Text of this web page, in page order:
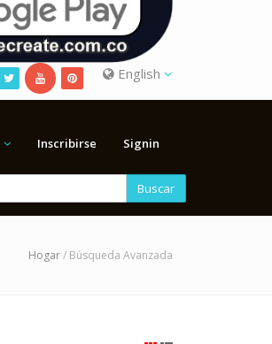
English
Inscribirse Signin
Buscar
Hogar/ Búsqueda Avanzada